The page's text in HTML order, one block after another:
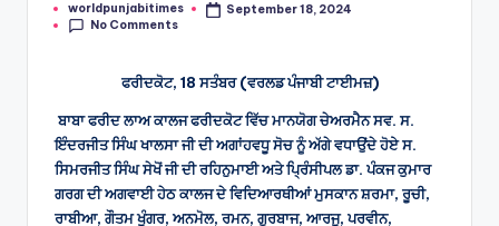
Posted
by
worldpunjabitimes
September 18, 2024
No Comments
ਫਰੀਦਕੋਟ, 18 ਸਤੰਬਰ (ਵਰਲਡ ਪੰਜਾਬੀ ਟਾਈਮਜ਼)
ਬਾਬਾ ਫਰੀਦ ਲਾਅ ਕਾਲਜ ਫਰੀਦਕੋਟ ਵਿੱਚ ਮਾਨਯੋਗ ਚੇਅਰਮੈਨ ਸਵ. ਸ.
ਇੰਦਰਜੀਤ ਸਿੰਘ ਖਾਲਸਾ ਜੀ ਦੀ ਅਗਾਂਹਵਧੂ ਸੋਚ ਨੂੰ ਅੱਗੇ ਵਧਾਉਂਦੇ ਹੋਏ ਸ.
ਸਿਮਰਜੀਤ ਸਿੰਘ ਸੇਖੋਂ ਜੀ ਦੀ ਰਹਿਨੁਮਾਈ ਅਤੇ ਪ੍ਰਿੰਸੀਪਲ ਡਾ. ਪੰਕਜ ਕੁਮਾਰ
ਗਰਗ ਦੀ ਅਗਵਾਈ ਹੇਠ ਕਾਲਜ ਦੇ ਵਿਦਿਆਰਥੀਆਂ ਮੁਸਕਾਨ ਸ਼ਰਮਾ, ਰੂਚੀ,
ਰਾਬੀਆ, ਗੌਤਮ ਖੂੰਗਰ, ਅਨਮੋਲ, ਰਮਨ, ਗੁਰਬਾਜ, ਆਰਜੂ, ਪਰਵੀਨ,